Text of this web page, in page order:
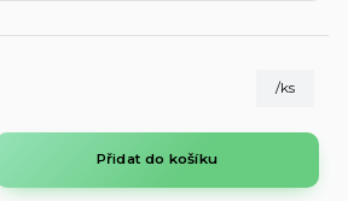
/ks
Přidat do košíku